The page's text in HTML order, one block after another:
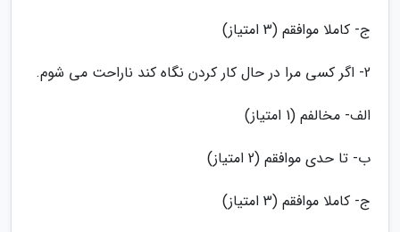
ج- کاملا موافقم (3 امتیاز)
2- اگر کسی مرا در حال کار کردن نگاه کند ناراحت می شوم.
الف- مخالفم (1 امتیاز)
ب- تا حدی موافقم (2 امتیاز)
ج- کاملا موافقم (3 امتیاز)